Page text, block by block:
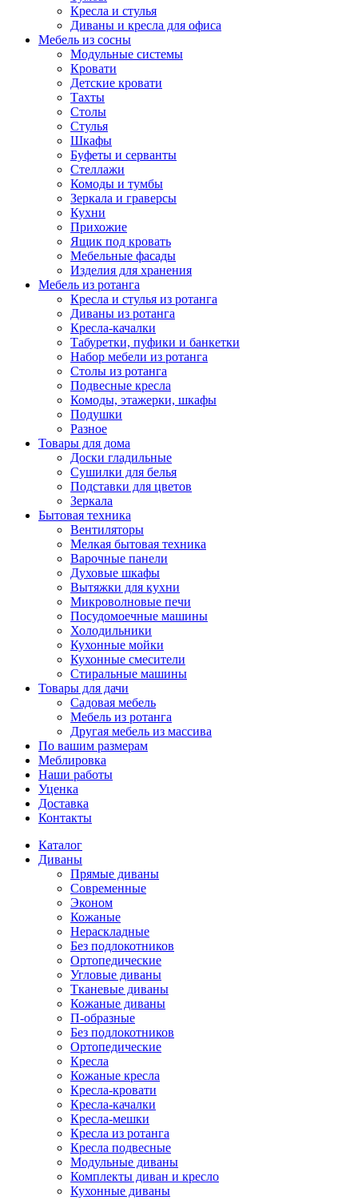
Кресла и стулья
Диваны и кресла для офиса
Мебель из сосны
Модульные системы
Кровати
Детские кровати
Тахты
Столы
Стулья
Шкафы
Буфеты и серванты
Стеллажи
Комоды и тумбы
Зеркала и граверсы
Кухни
Прихожие
Ящик под кровать
Мебельные фасады
Изделия для хранения
Мебель из ротанга
Кресла и стулья из ротанга
Диваны из ротанга
Кресла-качалки
Табуретки, пуфики и банкетки
Набор мебели из ротанга
Столы из ротанга
Подвесные кресла
Комоды, этажерки, шкафы
Подушки
Разное
Товары для дома
Доски гладильные
Сушилки для белья
Подставки для цветов
Зеркала
Бытовая техника
Вентиляторы
Мелкая бытовая техника
Варочные панели
Духовые шкафы
Вытяжки для кухни
Микроволновые печи
Посудомоечные машины
Холодильники
Кухонные мойки
Кухонные смесители
Стиральные машины
Товары для дачи
Садовая мебель
Мебель из ротанга
Другая мебель из массива
По вашим размерам
Меблировка
Наши работы
Уценка
Доставка
Контакты
Каталог
Диваны
Прямые диваны
Современные
Эконом
Кожаные
Нераскладные
Без подлокотников
Ортопедические
Угловые диваны
Тканевые диваны
Кожаные диваны
П-образные
Без подлокотников
Ортопедические
Кресла
Кожаные кресла
Кресла-кровати
Кресла-качалки
Кресла-мешки
Кресла из ротанга
Кресла подвесные
Модульные диваны
Комплекты диван и кресло
Кухонные диваны